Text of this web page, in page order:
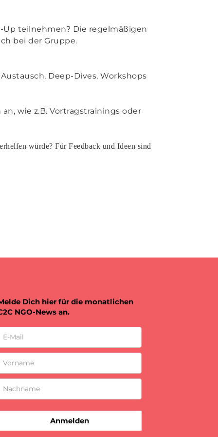
teilnehmen? Die regelmäßigen
bei der Gruppe.
Deep-Dives, Workshops
wie z.B. Vortragstrainings oder
würde? Für Feedback und Ideen sind
Dich hier für die monatlichen
NGO-News an.
Anmelden